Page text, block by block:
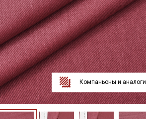
Компаньоны и аналоги